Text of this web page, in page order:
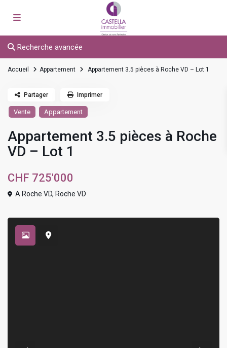
Recherche avancée
Accueil Appartement Appartement 3.5 pièces à Roche VD – Lot 1
Vente Appartement
Appartement 3.5 pièces à Roche
VD – Lot 1
CHF 725'000
A Roche VD, Roche VD
Partager Imprimer